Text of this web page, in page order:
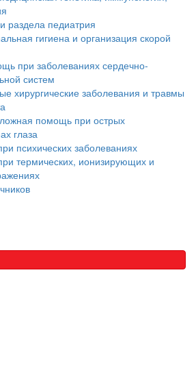
раздела педиатрия
гигиена и организация скорой
при заболеваниях сердечно-
систем
хирургические заболевания и травмы
помощь при острых
глаза
психических заболеваниях
термических, ионизирующих и